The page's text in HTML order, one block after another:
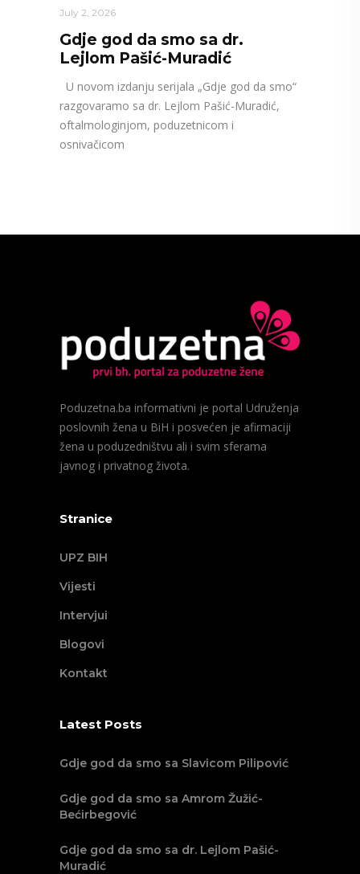
July 2, 2026
Gdje god da smo sa dr.
Lejlom Pašić-Muradić
U novom izdanju serijala „Gdje god da smo“
razgovaramo sa dr. Lejlom Pašić-Muradić,
oftalmologinjom, poduzetnicom i
osnivačicom
Poduzetna.ba informativni je portal Udruženja
poslovnih žena u BiH i posvećen je afirmaciji
žena u poduzedništvu ali i svim sferama
javnog i privatnog života.
Stranice
UPZ BIH
Vijesti
Intervjui
Blogovi
Kontakt
Latest Posts
Gdje god da smo sa Slavicom Pilipović
Gdje god da smo sa Amrom Žužić-
Bećirbegović
Gdje god da smo sa dr. Lejlom Pašić-
Muradić